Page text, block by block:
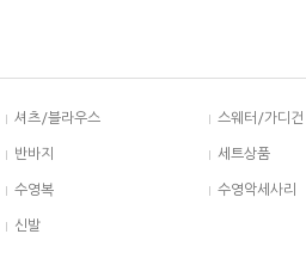
셔츠/블라우스 스웨터/가디건
반바지 세트상품
수영복 수영악세사리
신발